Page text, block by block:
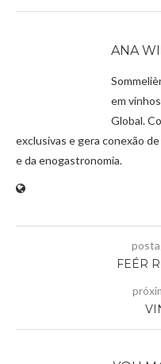
ANA
em
Global.
exclusivas e gera conexão
e da enogastronomia.
FEÉR